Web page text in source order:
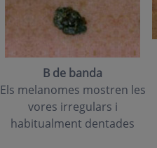
B de banda
Els melanomes mostren les
vores irregulars i
habitualment dentades